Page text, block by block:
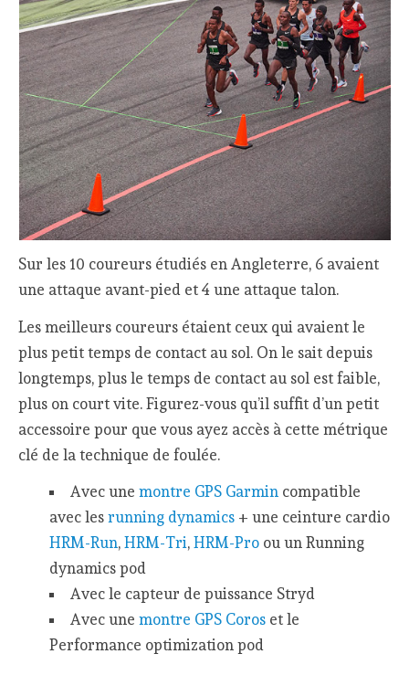
Sur les 10 coureurs étudiés en Angleterre, 6 avaient
une attaque avant-pied et 4 une attaque talon.
Les meilleurs coureurs étaient ceux qui avaient le
plus petit temps de contact au sol. On le sait depuis
longtemps, plus le temps de contact au sol est faible,
plus on court vite. Figurez-vous qu’il suffit d’un petit
accessoire pour que vous ayez accès à cette métrique
clé de la technique de foulée.
Avec une montre GPS Garmincompatible
avec les running dynamics+ une ceinture cardio
HRM-Run, HRM-Tri, HRM-Proou un Running
dynamics pod
Avec le capteur de puissance Stryd
Avec une montre GPS Coroset le
Performance optimization pod